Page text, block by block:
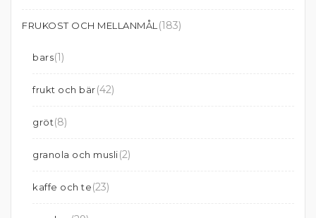
FRUKOST OCH MELLANMÅL (183)
bars(1)
frukt och bär(42)
gröt(8)
granola och musli(2)
kaffe och te(23)